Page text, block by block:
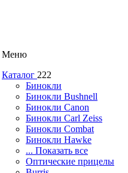
Меню
Каталог 222
Бинокли
Бинокли Bushnell
Бинокли Canon
Бинокли Carl Zeiss
Бинокли Combat
Бинокли Hawke
... Показать все
Оптические прицелы